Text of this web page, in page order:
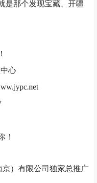
是那个发现宝藏、开疆
心
！
）有限公司独家总推广